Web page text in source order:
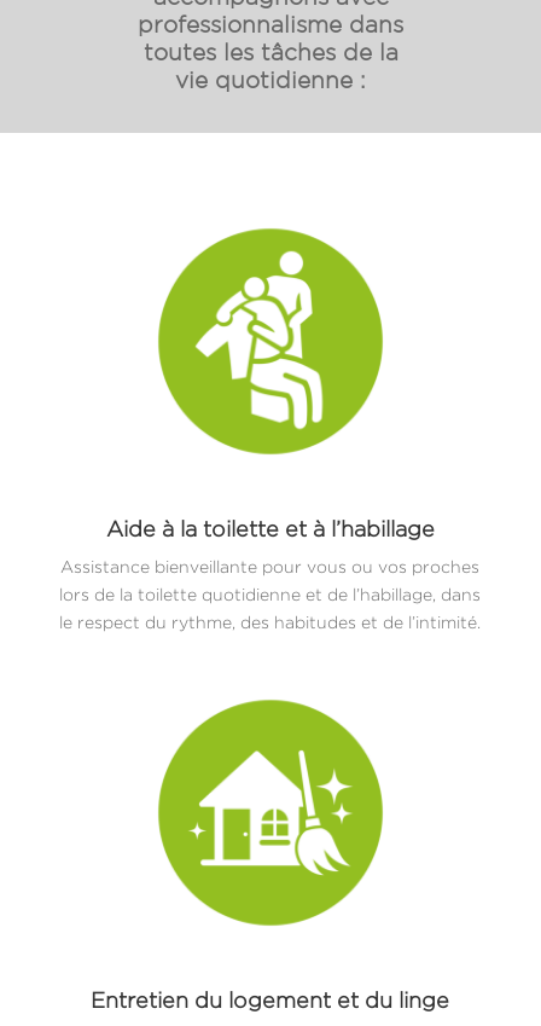
professionnalisme dans
toutes les tâches de la
vie quotidienne :
Aide à la toilette et à l’habillage
Assistance bienveillante pour vous ou vos proches
lors de la toilette quotidienne et de l’habillage, dans
le respect du rythme, des habitudes et de l’intimité.
Entretien du logement et du linge